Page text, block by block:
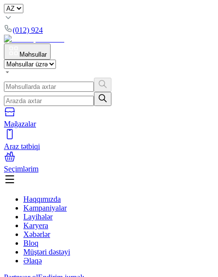
(012) 924
Məhsullar
Mağazalar
Araz tətbiqi
Seçimlərim
Haqqımızda
Kampaniyalar
Layihələr
Karyera
Xəbərlər
Bloq
Müştəri dəstəyi
Əlaqə